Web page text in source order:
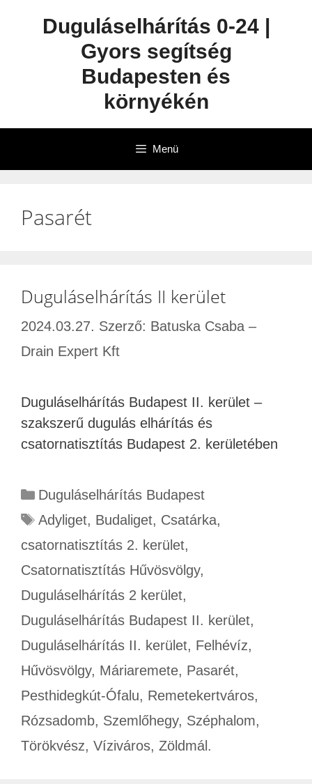
Duguláselhárítás 0-24 |
Gyors segítség
Budapesten és
környékén
Menü
Pasarét
Duguláselhárítás II kerület
2024.03.27. Szerző: Batuska Csaba –
Drain Expert Kft
Duguláselhárítás Budapest II. kerület –
szakszerű dugulás elhárítás és
csatornatisztítás Budapest 2. kerületében
Duguláselhárítás Budapest
Adyliget, Budaliget, Csatárka,
csatornatisztítás 2. kerület,
Csatornatisztítás Hűvösvölgy,
Duguláselhárítás 2 kerület,
Duguláselhárítás Budapest II. kerület,
Duguláselhárítás II. kerület, Felhévíz,
Hűvösvölgy, Máriaremete, Pasarét,
Pesthidegkút-Ófalu, Remetekertváros,
Rózsadomb, Szemlőhegy, Széphalom,
Törökvész, Víziváros, Zöldmál.